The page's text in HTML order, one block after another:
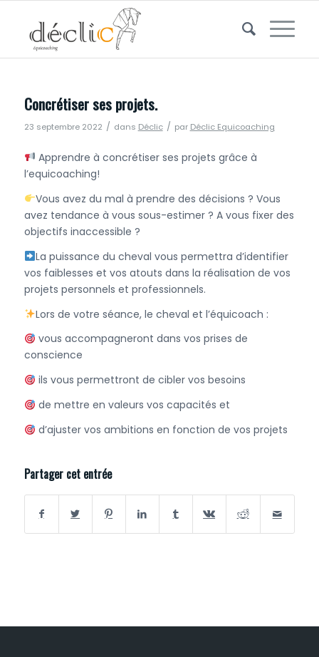
Concrétiser ses projets.
23 septembre 2022 / dans Déclic / par Déclic Equicoaching
Apprendre à concrétiser ses projets grâce à
l’equicoaching!
Vous avez du mal à prendre des décisions ? Vous
avez tendance à vous sous-estimer ? A vous fixer des
objectifs inaccessible ?
La puissance du cheval vous permettra d’identifier
vos faiblesses et vos atouts dans la réalisation de vos
projets personnels et professionnels.
Lors de votre séance, le cheval et l’équicoach :
vous accompagneront dans vos prises de
conscience
ils vous permettront de cibler vos besoins
de mettre en valeurs vos capacités et
d’ajuster vos ambitions en fonction de vos projets
Partager cet entrée